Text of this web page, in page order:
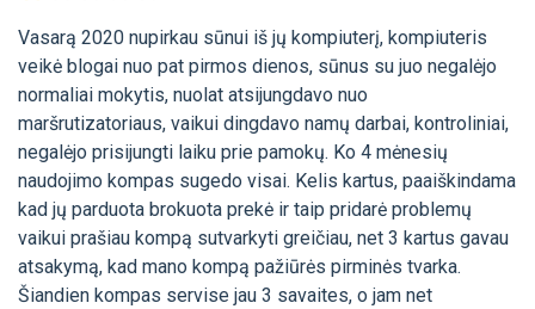
Vasarą 2020 nupirkau sūnui iš jų kompiuterį, kompiuteris
veikė blogai nuo pat pirmos dienos, sūnus su juo negalėjo
normaliai mokytis, nuolat atsijungdavo nuo
maršrutizatoriaus, vaikui dingdavo namų darbai, kontroliniai,
negalėjo prisijungti laiku prie pamokų. Ko 4 mėnesių
naudojimo kompas sugedo visai. Kelis kartus, paaiškindama
kad jų parduota brokuota prekė ir taip pridarė problemų
vaikui prašiau kompą sutvarkyti greičiau, net 3 kartus gavau
atsakymą, kad mano kompą pažiūrės pirminės tvarka.
Šiandien kompas servise jau 3 savaites, o jam net